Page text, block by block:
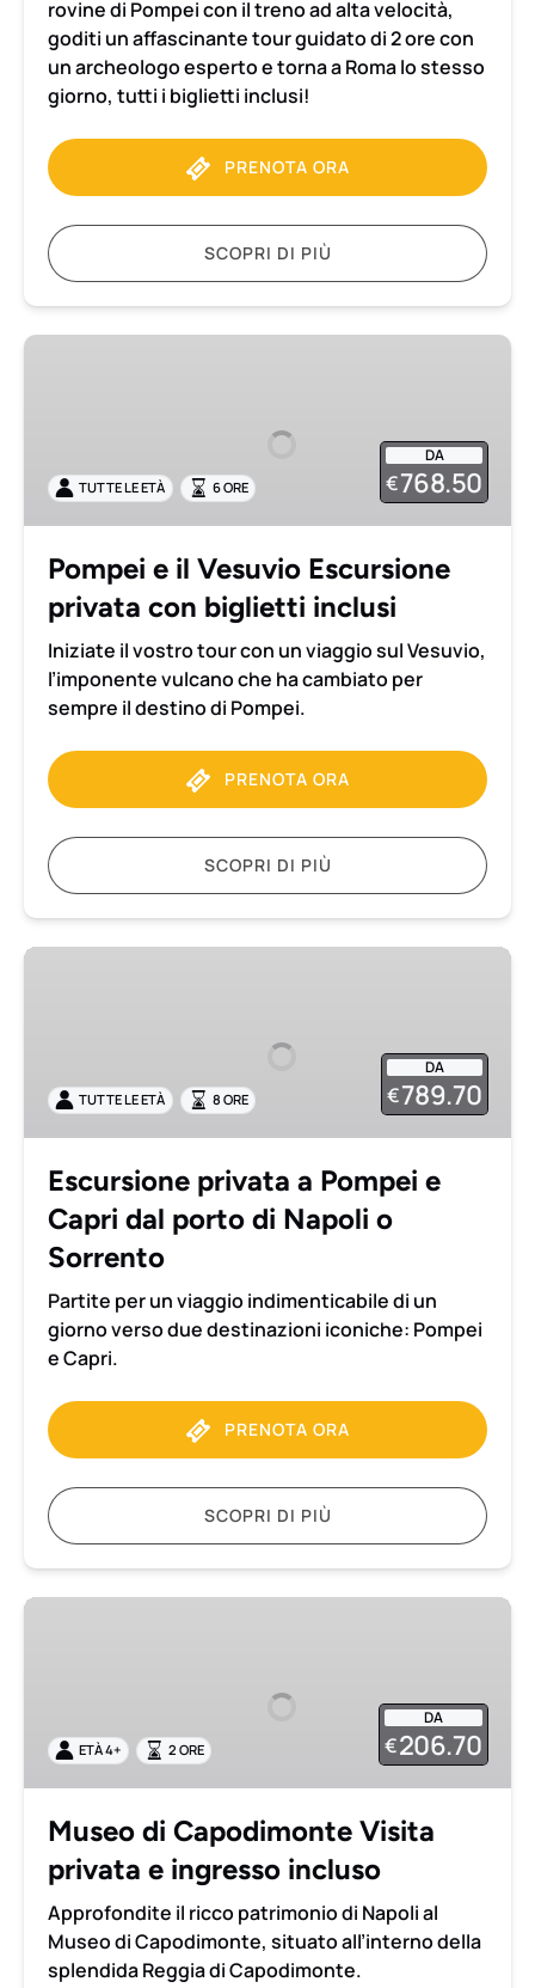
rovine di Pompei con il treno ad alta velocità,
goditi un affascinante tour guidato di 2 ore con
un archeologo esperto e torna a Roma lo stesso
giorno, tutti i biglietti inclusi!
PRENOTA ORA
SCOPRI DI PIÙ
Pompei
privata
con
inclusi
DA
€768.50
TUTTE LE ETÀ 6 ORE
Pompei e il Vesuvio Escursione
privata con biglietti inclusi
Iniziate il vostro tour con un viaggio sul Vesuvio,
l’imponente vulcano che ha cambiato per
sempre il destino di Pompei.
PRENOTA ORA
SCOPRI DI PIÙ
Escursione
Capri
dal
Napoli
Sorrento
DA
€789.70
TUTTE LE ETÀ 8 ORE
Escursione privata a Pompei e
Capri dal porto di Napoli o
Sorrento
Partite per un viaggio indimenticabile di un
giorno verso due destinazioni iconiche: Pompei
e Capri.
PRENOTA ORA
SCOPRI DI PIÙ
Museo
ingresso
DA
€206.70
ETÀ 4+ 2 ORE
Museo di Capodimonte Visita
privata e ingresso incluso
Approfondite il ricco patrimonio di Napoli al
Museo di Capodimonte, situato all’interno della
splendida Reggia di Capodimonte.